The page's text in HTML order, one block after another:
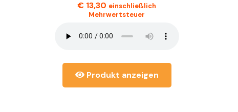
€ 13,30 einschließlich
Mehrwertsteuer
Produkt anzeigen